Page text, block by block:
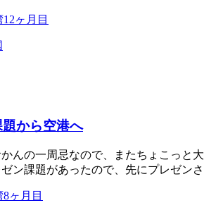
12ヶ月目
から空港へ
んの一周忌なので、またちょこっと
ン課題があったので、先にプレゼン
8ヶ月目